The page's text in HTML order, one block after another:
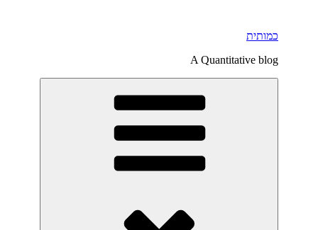
כמותית
A Quantitative blog